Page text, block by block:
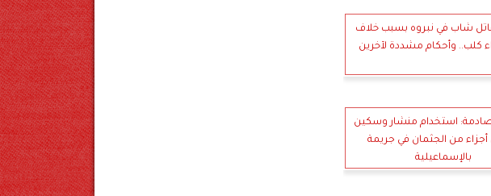
شاب في نبروه بسبب خلاف
كلب.. وأحكام مشددة لآخرين
صادمة: استخدام منشار وسكين
من الجثمان في جريمة
بالإسماعيلية